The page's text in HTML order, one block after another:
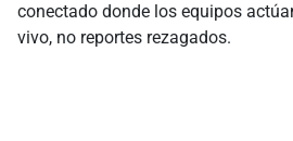
conectado donde los equipos
vivo, no reportes rezagados.